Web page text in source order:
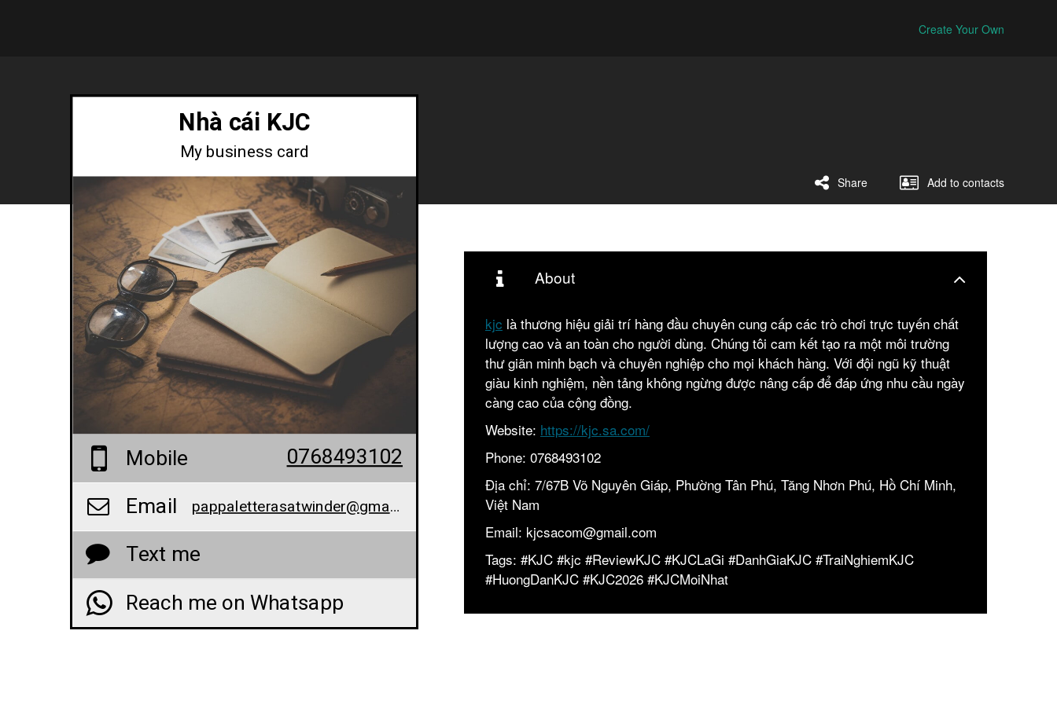
Create Your Own
Add to contacts
Share
Nhà cái KJC
My business card
Mobile
0768493102
Email
pappaletterasatwinder@gmail.com
Text me
Reach me on Whatsapp
About
kjc là thương hiệu giải trí hàng đầu chuyên cung cấp các trò chơi trực tuyến chất
lượng cao và an toàn cho người dùng. Chúng tôi cam kết tạo ra một môi trường
thư giãn minh bạch và chuyên nghiệp cho mọi khách hàng. Với đội ngũ kỹ thuật
giàu kinh nghiệm, nền tảng không ngừng được nâng cấp để đáp ứng nhu cầu ngày
càng cao của cộng đồng.
Website: https://kjc.sa.com/
Phone: 0768493102
Địa chỉ: 7/67B Võ Nguyên Giáp, Phường Tân Phú, Tăng Nhơn Phú, Hồ Chí Minh,
Việt Nam
Email: kjcsacom@gmail.com
Tags: #KJC #kjc #ReviewKJC #KJCLaGi #DanhGiaKJC #TraiNghiemKJC
#HuongDanKJC #KJC2026 #KJCMoiNhat